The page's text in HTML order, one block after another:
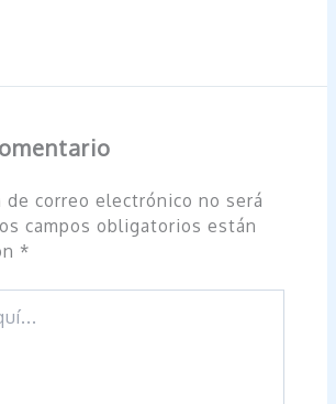
de correo electrónico no será
campos obligatorios están
*